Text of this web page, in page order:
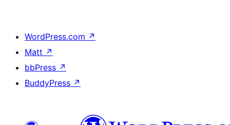
WordPress.com ↗
Matt ↗
bbPress ↗
BuddyPress ↗